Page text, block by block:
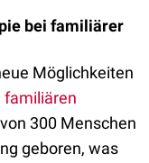
bei familiärer
Möglichkeiten
familiären
300 Menschen
geboren, was